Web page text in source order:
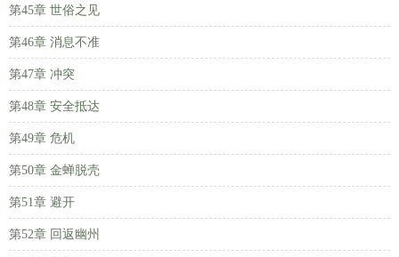
第45章 世俗之见
第46章 消息不准
第47章 冲突
第48章 安全抵达
第49章 危机
第50章 金蝉脱壳
第51章 避开
第52章 回返幽州